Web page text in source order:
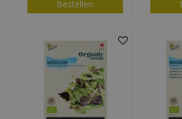
Bestellen